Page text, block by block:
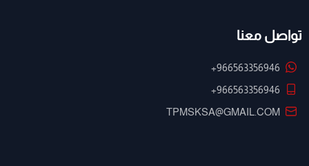
تواصل معنا
+966563356946
+966563356946
TPMSKSA@GMAIL.COM